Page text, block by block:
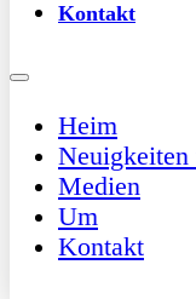
Kontakt
Heim
Neuigkeiten
Medien
Um
Kontakt